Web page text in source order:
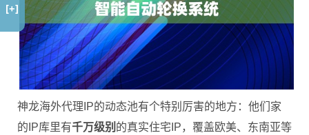
神龙海外代理IP的动态池有个特别厉害的地方：他们家
的IP库里有千万级别 的真实住宅IP，覆盖欧美、东南亚等
[+]